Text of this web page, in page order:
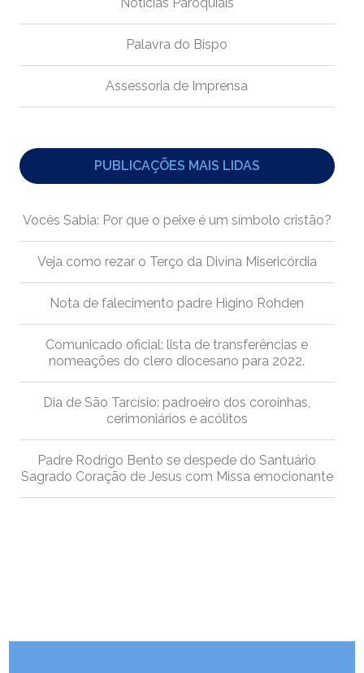
Palavra do Bispo
Assessoria de Imprensa
PUBLICAÇÕES MAIS LIDAS
Vocês Sabia: Por que o peixe é um símbolo cristão?
Veja como rezar o Terço da Divina Misericórdia
Nota de falecimento padre Higino Rohden
Comunicado oficial: lista de transferências e
nomeações do clero diocesano para 2022.
Dia de São Tarcísio: padroeiro dos coroinhas,
cerimoniários e acólitos
Padre Rodrigo Bento se despede do Santuário
Sagrado Coração de Jesus com Missa emocionante